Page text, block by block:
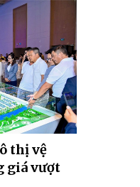
thị vệ
giá vượt